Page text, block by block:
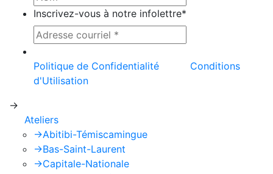
Inscrivez-vous à notre infolettre*
Politique de Confidentialité
Conditions
d'Utilisation
->
Ateliers
->Abitibi-Témiscamingue
->Bas-Saint-Laurent
->Capitale-Nationale